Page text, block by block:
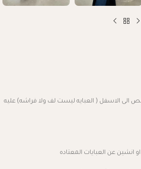
الى الاسفل ( العبايه ليست لف ولا فراشه) عليه
انشين عن العبايات المعتاده